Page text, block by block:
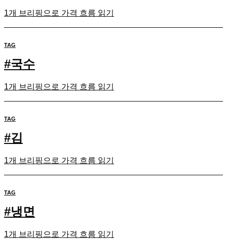
1개 브리핑으로 가격 흐름 읽기
TAG
#국수
1개 브리핑으로 가격 흐름 읽기
TAG
#김
1개 브리핑으로 가격 흐름 읽기
TAG
#냉면
1개 브리핑으로 가격 흐름 읽기